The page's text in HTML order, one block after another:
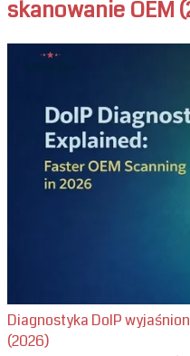
skanowanie OEM
Diagnostyka DoIP
(2026)